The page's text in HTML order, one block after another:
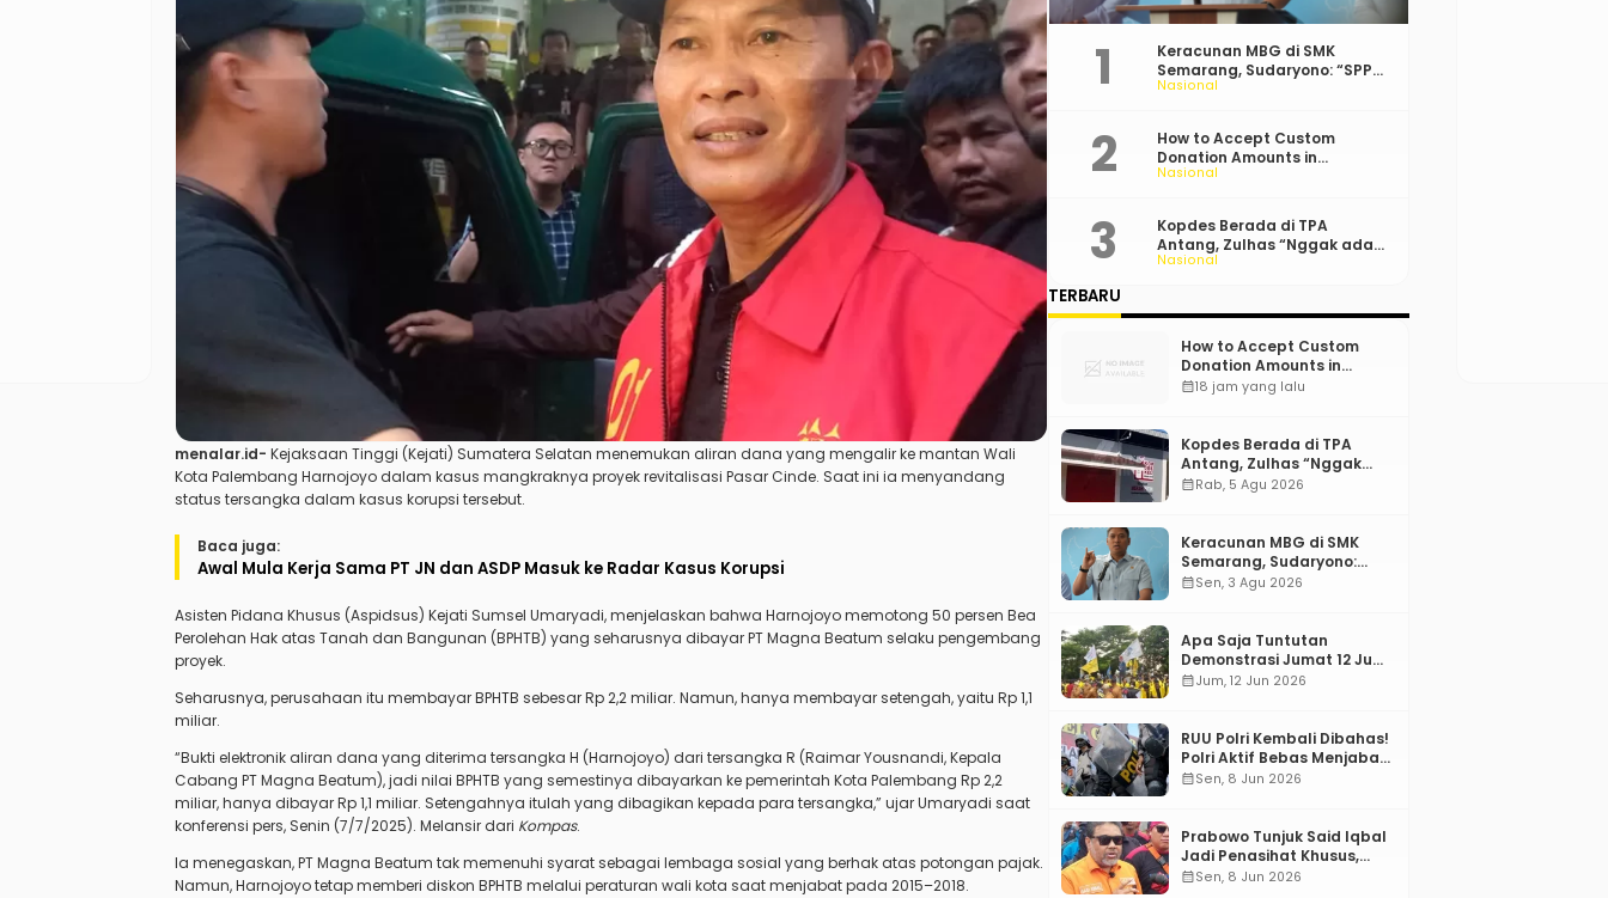
menalar.id- Kejaksaan Tinggi (Kejati) Sumatera Selatan menemukan aliran dana yang mengalir ke mantan Wali
Kota Palembang Harnojoyo dalam kasus mangkraknya proyek revitalisasi Pasar Cinde. Saat ini ia menyandang
status tersangka dalam kasus korupsi tersebut.
Baca juga:
Awal Mula Kerja Sama PT JN dan ASDP Masuk ke Radar Kasus Korupsi
Asisten Pidana Khusus (Aspidsus) Kejati Sumsel Umaryadi, menjelaskan bahwa Harnojoyo memotong 50 persen Bea
Perolehan Hak atas Tanah dan Bangunan (BPHTB) yang seharusnya dibayar PT Magna Beatum selaku pengembang
proyek.
Seharusnya, perusahaan itu membayar BPHTB sebesar Rp 2,2 miliar. Namun, hanya membayar setengah, yaitu Rp 1,1
miliar.
“Bukti elektronik aliran dana yang diterima tersangka H (Harnojoyo) dari tersangka R (Raimar Yousnandi, Kepala
Cabang PT Magna Beatum), jadi nilai BPHTB yang semestinya dibayarkan ke pemerintah Kota Palembang Rp 2,2
miliar, hanya dibayar Rp 1,1 miliar. Setengahnya itulah yang dibagikan kepada para tersangka,” ujar Umaryadi saat
konferensi pers, Senin (7/7/2025). Melansir dari Kompas.
Ia menegaskan, PT Magna Beatum tak memenuhi syarat sebagai lembaga sosial yang berhak atas potongan pajak.
Namun, Harnojoyo tetap memberi diskon BPHTB melalui peraturan wali kota saat menjabat pada 2015–2018.
Nasional
Keracunan MBG di SMK
Semarang, Sudaryono: “SPPG
Harus Bertanggung Jawab!”
Nasional
How to Accept Custom
Donation Amounts in
WordPress with Stripe
Nasional
Kopdes Berada di TPA
Antang, Zulhas “Nggak ada
Lahan!”
TERBARU
How to Accept Custom
Donation Amounts in
WordPress with Stripe
calendar_month18 jam yang lalu
Kopdes Berada di TPA
Antang, Zulhas “Nggak
ada Lahan!”
calendar_monthRab, 5 Agu 2026
Keracunan MBG di SMK
Semarang, Sudaryono:
“SPPG Harus Bertanggung
calendar_monthSen, 3 Agu 2026
Apa Saja Tuntutan
Demonstrasi Jumat 12 Juni
2026?
calendar_monthJum, 12 Jun 2026
RUU Polri Kembali Dibahas!
Polri Aktif Bebas Menjabat
Di Manapun
calendar_monthSen, 8 Jun 2026
Prabowo Tunjuk Said Iqbal
Jadi Penasihat Khusus,
Mengapa?
calendar_monthSen, 8 Jun 2026